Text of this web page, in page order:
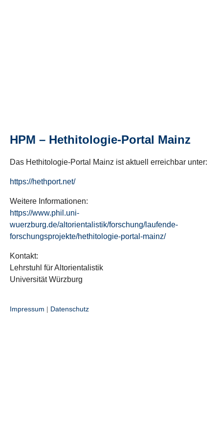
HPM – Hethitologie-Portal Mainz
Das Hethitologie-Portal Mainz ist aktuell erreichbar unter:
https://hethport.net/
Weitere Informationen:
https://www.phil.uni-
wuerzburg.de/altorientalistik/forschung/laufende-
forschungsprojekte/hethitologie-portal-mainz/
Kontakt:
Lehrstuhl für Altorientalistik
Universität Würzburg
Impressum | Datenschutz